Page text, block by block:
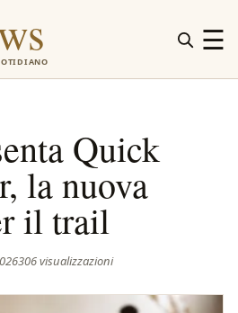
☰
Quick
la nuova
il trail
306 visualizzazioni